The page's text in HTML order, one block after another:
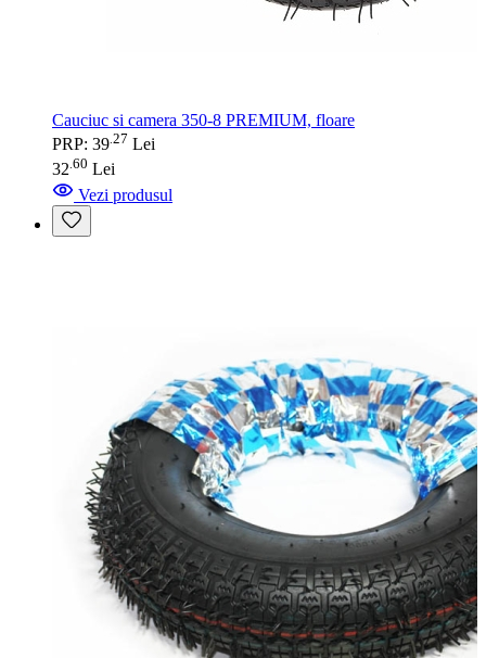
Cauciuc si camera 350-8 PREMIUM, floare
PRP: 39.27 Lei
32 60 Lei
Vezi produsul